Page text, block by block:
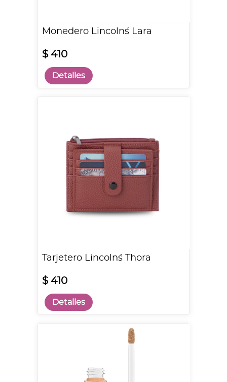
Monedero Lincoln´s Lara
$ 410
Detalles
Tarjetero Lincoln´s Thora
$ 410
Detalles